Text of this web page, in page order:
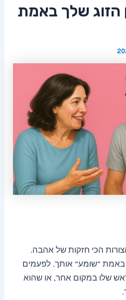
הזוג שלך באמת
הכי חזקות של אהבה.
“שומע” אותך. לפעמים
שלו במקום אחר, או שהוא